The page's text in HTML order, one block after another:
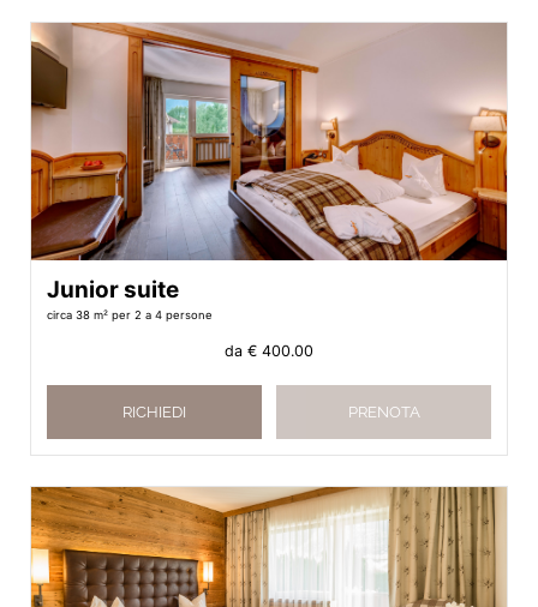
Junior suite
circa 38 m² per 2 a 4 persone
da € 400.00
RICHIEDI PRENOTA